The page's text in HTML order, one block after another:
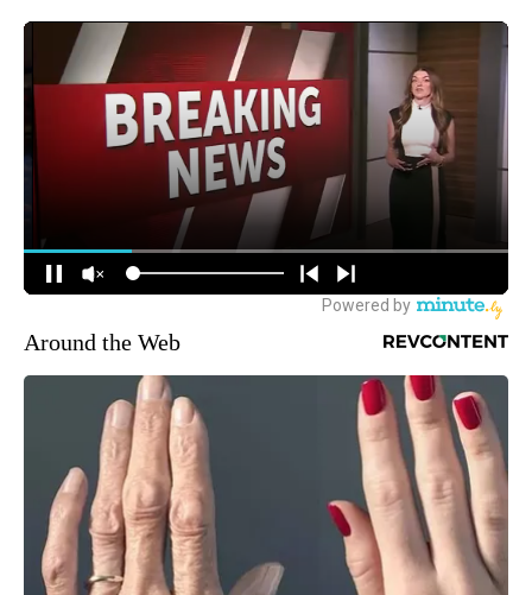
Around the Web